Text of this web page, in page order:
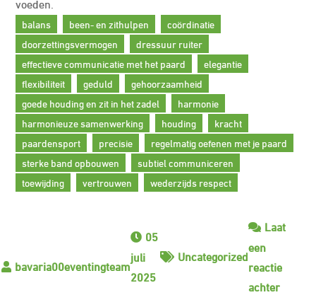
balans been- en zithulpen
coördinatie
doorzettingsvermogen
dressuur ruiter
effectieve communicatie met het paard
elegantie
flexibiliteit
geduld
gehoorzaamheid
goede houding en zit in het zadel
harmonie
harmonieuze samenwerking
houding
kracht
paardensport
precisie
regelmatig oefenen met je paard
sterke band opbouwen
subtiel communiceren
toewijding
vertrouwen wederzijds respect
05
juli
2025
Uncategorized
Laat
een
reactie
achterop